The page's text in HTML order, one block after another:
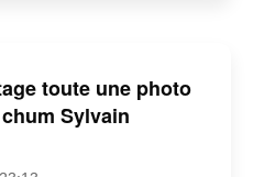
toute une photo
Sylvain